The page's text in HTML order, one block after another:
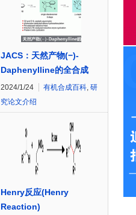
JACS：天然产物(−)-
Daphenylline的全合成
2024/1/24 有机合成百科, 研
究论文介绍
Henry反应(Henry
Reaction)